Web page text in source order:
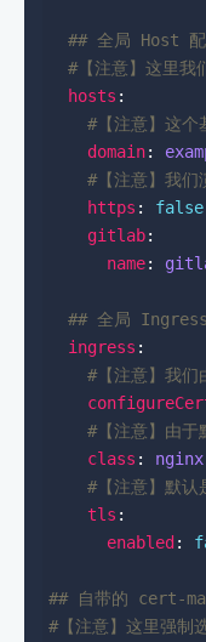
## 全局 Host
#【注意】这里我
hosts
#【注意】这
domain:
#【注意】我们
https : false
gitlab
name:
## 全局
ingress
#【注意】我
#【注意】由
class : nginx
#【注意】默
tls
enabled :
## 自带的 cert-
#【注意】这里强